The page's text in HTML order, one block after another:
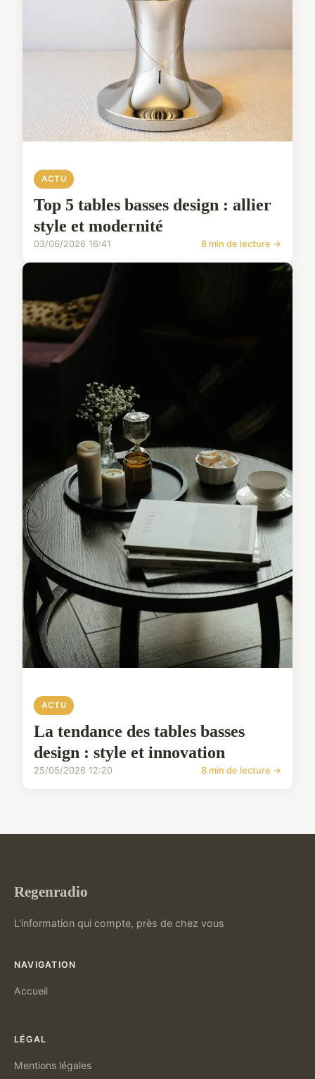
ACTU
Top 5 tables basses design : allier
style et modernité
03/06/2026 16:41 8 min de lecture →
ACTU
La tendance des tables basses
design : style et innovation
25/05/2026 12:20 8 min de lecture →
Regenradio
L'information qui compte, près de chez vous
NAVIGATION
Accueil
LÉGAL
Mentions légales